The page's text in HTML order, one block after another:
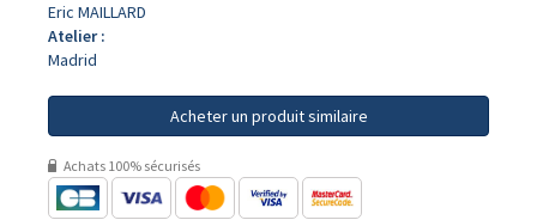
Eric MAILLARD
Atelier :
Madrid
Acheter un produit similaire
Achats 100% sécurisés